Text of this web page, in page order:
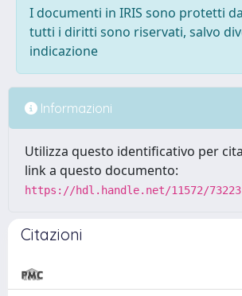
I documenti in IRIS sono protetti
tutti i diritti sono riservati, salvo
indicazione
Informazioni
Utilizza questo identificativo per
link a questo documento:
https://hdl.handle.net/11572/73223
Citazioni